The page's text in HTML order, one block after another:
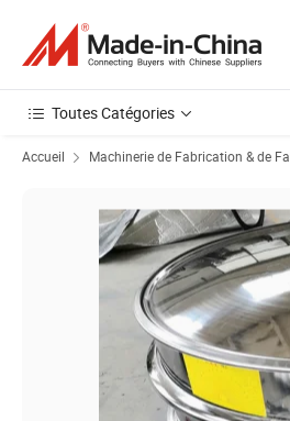
Toutes Catégories
Accueil Machinerie de Fabrication & de